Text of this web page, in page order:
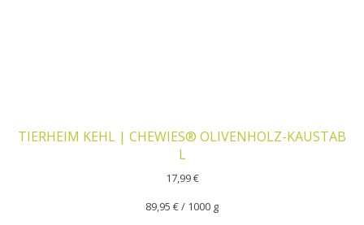
TIERHEIM KEHL | CHEWIES® OLIVENHOLZ-KAUSTAB
L
17,99€
89,95 €/ 1000 g